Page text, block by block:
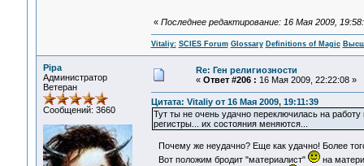
« Последнее редактирование: 16 Мая 2009,
Vitaliy: SCIES Forum Glossary Definitions of Magic
Pipa
Администратор
Ветеран
Сообщений: 3660
Re: Ген религиозности
« Ответ #206 : 16 Мая 2009, 22:22:08 »
Цитата: Vitaliy от 16 Мая 2009, 19:11:39
Тут ты не очень удачно переключилась на
регистры... их состояния меняются...
Почему же неудачно? Еще как удачно! Более
Вот положим бродит "материалист"
на